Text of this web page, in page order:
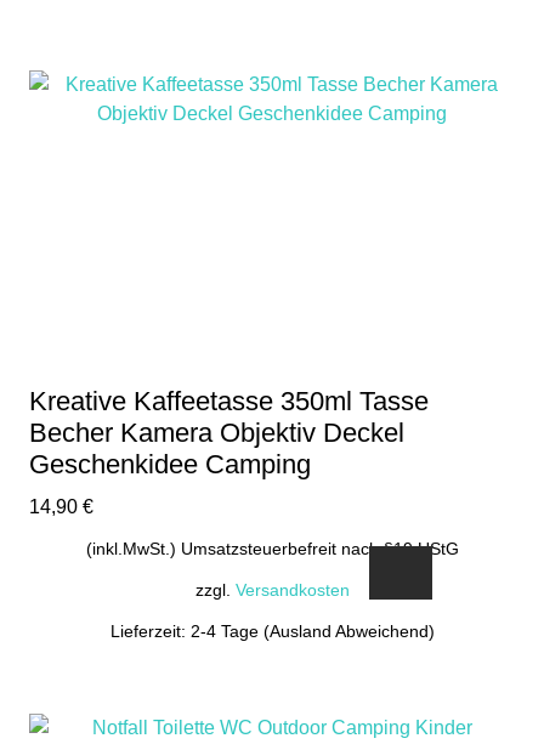
Kreative Kaffeetasse 350ml Tasse
Becher Kamera Objektiv Deckel
Geschenkidee Camping
14,90 €
(inkl.MwSt.) Umsatzsteuerbefreit nach §19 UStG
zzgl. Versandkosten
Lieferzeit: 2-4 Tage (Ausland Abweichend)